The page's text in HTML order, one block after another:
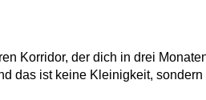
Korridor, der dich in drei
das ist keine Kleinigkeit,